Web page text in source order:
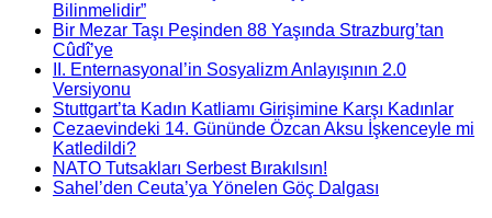
Bilinmelidir”
Bir Mezar Taşı Peşinden 88 Yaşında Strazburg’tan
Cûdî’ye
II. Enternasyonal’in Sosyalizm Anlayışının 2.0
Versiyonu
Stuttgart’ta Kadın Katliamı Girişimine Karşı Kadınlar
Cezaevindeki 14. Gününde Özcan Aksu İşkenceyle mi
Katledildi?
NATO Tutsakları Serbest Bırakılsın!
Sahel’den Ceuta’ya Yönelen Göç Dalgası